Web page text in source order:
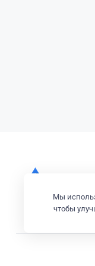
Мы
чтобы